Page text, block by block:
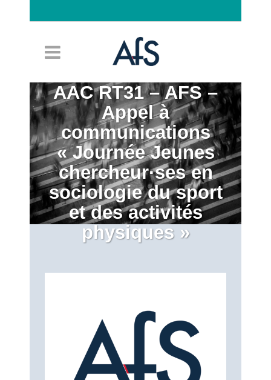
AAC RT31 – AFS –
Appel à
communications
« Journée Jeunes
chercheur·ses en
sociologie du sport
et des activités
physiques »